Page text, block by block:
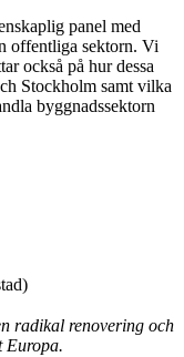
panel med
offentliga sektorn. Vi
också på hur dessa
Stockholm samt vilka
byggnadssektorn
radikal renovering och
Europa.